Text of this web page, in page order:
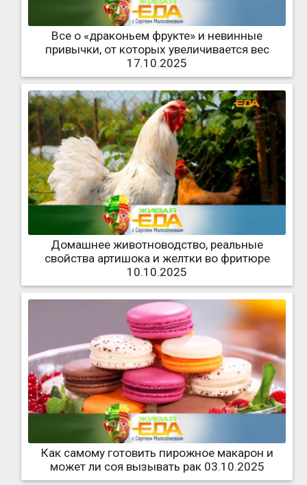
Все о «драконьем фрукте» и невинные
привычки, от которых увеличивается вес
17.10.2025
Домашнее животноводство, реальные
свойства артишока и желтки во фритюре
10.10.2025
Как самому готовить пирожное макарон и
может ли соя вызывать рак 03.10.2025